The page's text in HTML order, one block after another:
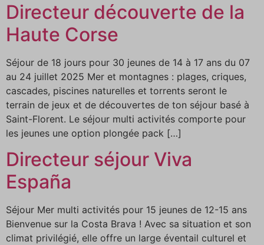
Directeur découverte de la
Haute Corse
Séjour de 18 jours pour 30 jeunes de 14 à 17 ans du 07
au 24 juillet 2025 Mer et montagnes : plages, criques,
cascades, piscines naturelles et torrents seront le
terrain de jeux et de découvertes de ton séjour basé à
Saint-Florent. Le séjour multi activités comporte pour
les jeunes une option plongée pack […]
Directeur séjour Viva
España
Séjour Mer multi activités pour 15 jeunes de 12-15 ans
Bienvenue sur la Costa Brava ! Avec sa situation et son
climat privilégié, elle offre un large éventail culturel et